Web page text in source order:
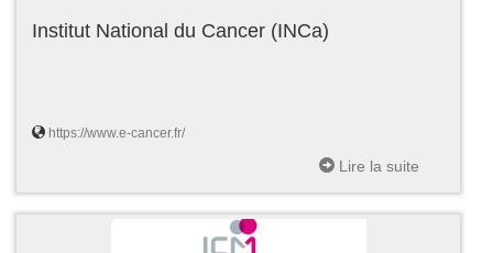
Institut National du Cancer (INCa)
https://www.e-cancer.fr/
Lire la suite